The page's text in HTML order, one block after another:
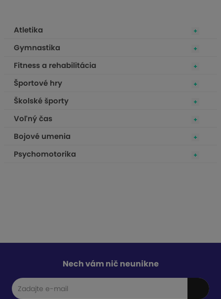
Atletika
Gymnastika
Fitness a rehabilitácia
Športové hry
Školské športy
Voľný čas
Bojové umenia
Psychomotorika
Nech vám nič neunikne